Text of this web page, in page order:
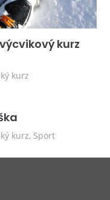
kurz
kurz
kurz, Sport